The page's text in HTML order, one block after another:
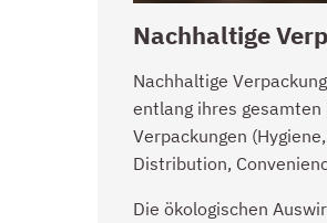
Nachhaltige
Nachhaltige
entlang ihres
Verpackungen
Distribution,
Die ökologischen